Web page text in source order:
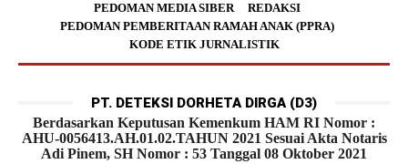
PEDOMAN MEDIA SIBER
REDAKSI
PEDOMAN PEMBERITAAN RAMAH ANAK (PPRA)
KODE ETIK JURNALISTIK
PT. DETEKSI DORHETA DIRGA (D3)
Berdasarkan Keputusan Kemenkum HAM RI Nomor :
AHU-0056413.AH.01.02.TAHUN 2021 Sesuai Akta Notaris
Adi Pinem, SH Nomor : 53 Tanggal 08 Oktober 2021